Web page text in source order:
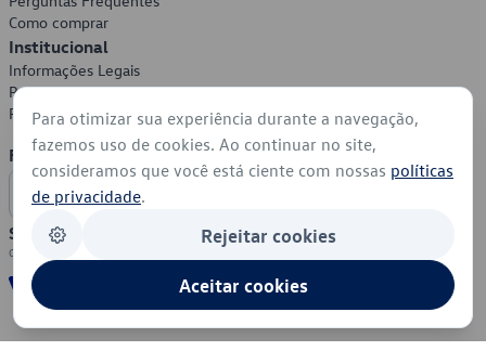
Como comprar
Institucional
Informações Legais
Política de Privacidade
Política de Cookies
Formas de Pagamento
Segurança
Para otimizar sua experiência durante a navegação,
fazemos uso de cookies. Ao continuar no site,
consideramos que você está ciente com nossas políticas
de privacidade.
Rejeitar cookies
Aceitar cookies